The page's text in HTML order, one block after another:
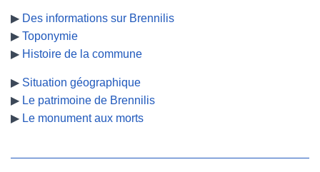
k s
t
▶ Des informations sur Brennilis
▶ Toponymie
▶ Histoire de la commune
▶ Situation géographique
▶ Le patrimoine de Brennilis
▶ Le monument aux morts